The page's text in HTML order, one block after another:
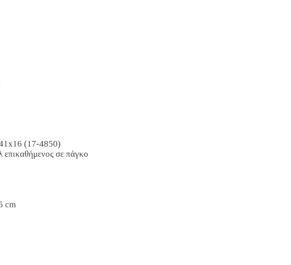
(17-4850)
επικαθήμενος σε πάγκο
cm